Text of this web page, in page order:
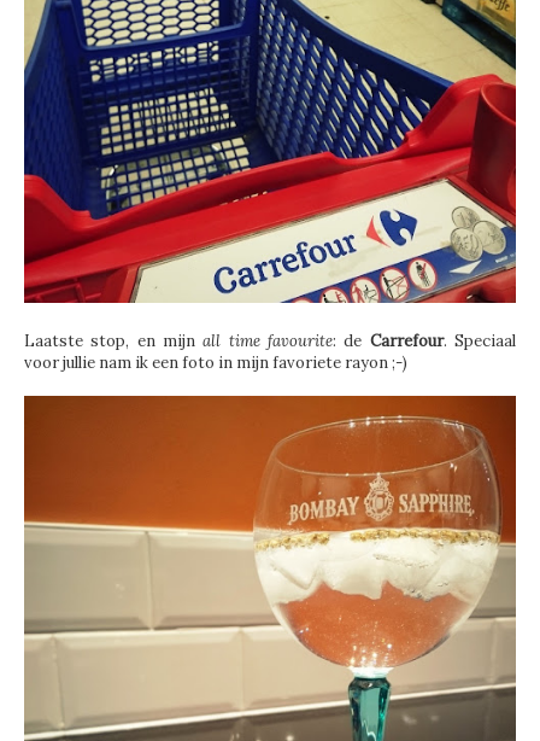
Laatste stop, en mijnall time favourite: de Carrefour. Speciaal
voor jullie nam ik een foto in mijn favoriete rayon ;-)